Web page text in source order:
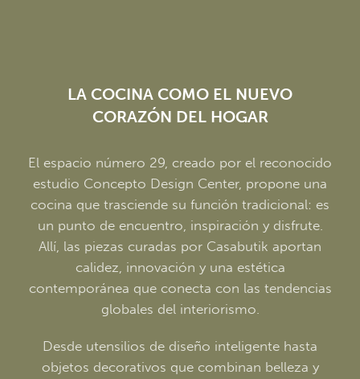
LA COCINA COMO EL NUEVO
CORAZÓN DEL HOGAR
El espacio número 29, creado por el reconocido
estudio Concepto Design Center, propone una
cocina que trasciende su función tradicional: es
un punto de encuentro, inspiración y disfrute.
Allí, las piezas curadas por Casabutik aportan
calidez, innovación y una estética
contemporánea que conecta con las tendencias
globales del interiorismo.
Desde utensilios de diseño inteligente hasta
objetos decorativos que combinan belleza y